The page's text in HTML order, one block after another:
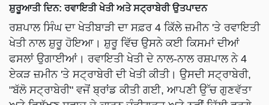
ਸ਼ੁਰੂਆਤੀ ਦਿਨ: ਰਵਾਇਤੀ ਖੇਤੀ ਅਤੇ ਸਟ੍ਰਾਬੇਰੀ ਉਤਪਾਦਨ
ਰਸ਼ਪਾਲ ਸਿੰਘ ਦਾ ਖੇਤੀਬਾੜੀ ਦਾ ਸਫ਼ਰ 4 ਕਿੱਲੇ ਜ਼ਮੀਨ 'ਤੇ ਰਵਾਇਤੀ
ਖੇਤੀ ਨਾਲ ਸ਼ੁਰੂ ਹੋਇਆ। ਸ਼ੁਰੂ ਵਿੱਚ ਉਸਨੇ ਕਈ ਕਿਸਮਾਂ ਦੀਆਂ
ਫਸਲਾਂ ਉਗਾਈਆਂ। ਰਵਾਇਤੀ ਖੇਤੀ ਦੇ ਨਾਲ-ਨਾਲ ਰਸ਼ਪਾਲ ਨੇ 4
ਏਕੜ ਜ਼ਮੀਨ 'ਤੇ ਸਟ੍ਰਾਬੇਰੀ ਦੀ ਖੇਤੀ ਕੀਤੀ। ਉਸਦੀ ਸਟ੍ਰਾਬੇਰੀ,
"ਬੱਲੋ ਸਟ੍ਰਾਬੇਰੀ" ਵਜੋਂ ਬ੍ਰਾਂਡ ਕੀਤੀ ਗਈ, ਆਪਣੀ ਉੱਚ ਗੁਣਵੱਤਾ